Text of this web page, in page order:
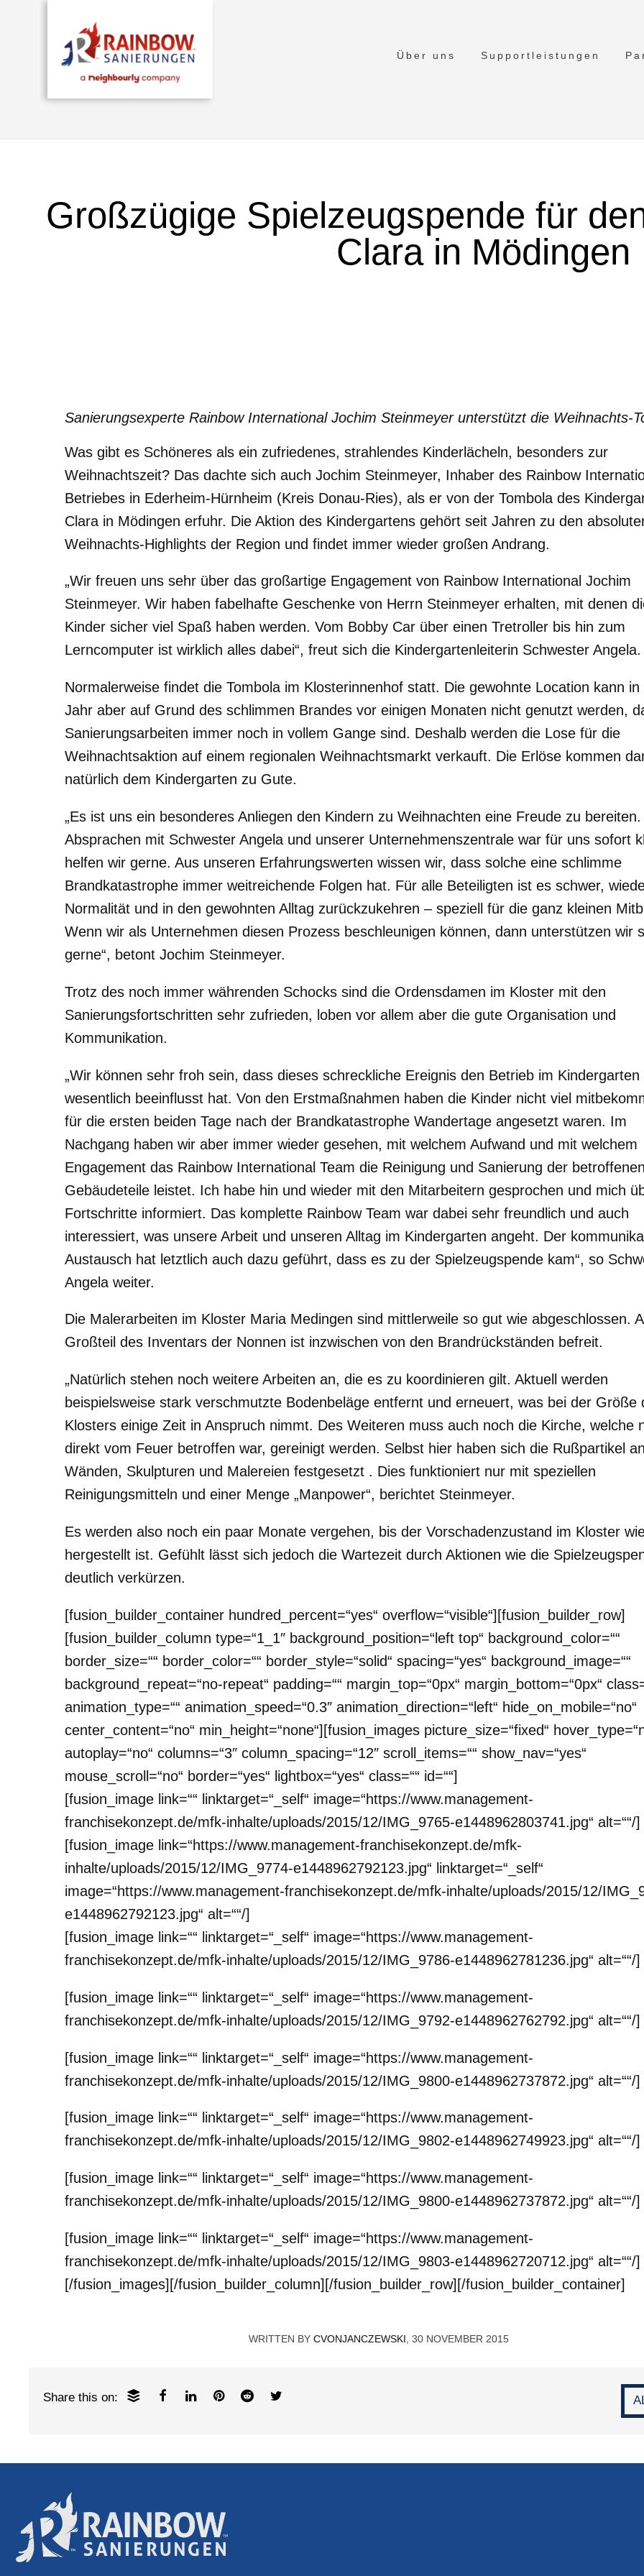
Über uns Supportleistungen
Großzügige Spielzeugspende für
Clara in Mödingen
Sanierungsexperte Rainbow International Jochim Steinmeyer unterstützt die Weihnachts-
Was gibt es Schöneres als ein zufriedenes, strahlendes Kinderlächeln, besonders zur
Weihnachtszeit? Das dachte sich auch Jochim Steinmeyer, Inhaber des Rainbow
Betriebes in Ederheim-Hürnheim (Kreis Donau-Ries), als er von der Tombola des
Clara in Mödingen erfuhr. Die Aktion des Kindergartens gehört seit Jahren zu den
Weihnachts-Highlights der Region und findet immer wieder großen Andrang.
„Wir freuen uns sehr über das großartige Engagement von Rainbow International Jochim
Steinmeyer. Wir haben fabelhafte Geschenke von Herrn Steinmeyer erhalten, mit denen
Kinder sicher viel Spaß haben werden. Vom Bobby Car über einen Tretroller bis hin zum
Lerncomputer ist wirklich alles dabei“, freut sich die Kindergartenleiterin Schwester Angela.
Normalerweise findet die Tombola im Klosterinnenhof statt. Die gewohnte Location kann in
Jahr aber auf Grund des schlimmen Brandes vor einigen Monaten nicht genutzt werden,
Sanierungsarbeiten immer noch in vollem Gange sind. Deshalb werden die Lose für die
Weihnachtsaktion auf einem regionalen Weihnachtsmarkt verkauft. Die Erlöse kommen
natürlich dem Kindergarten zu Gute.
„Es ist uns ein besonderes Anliegen den Kindern zu Weihnachten eine Freude zu bereiten.
Absprachen mit Schwester Angela und unserer Unternehmenszentrale war für uns sofort
helfen wir gerne. Aus unseren Erfahrungswerten wissen wir, dass solche eine schlimme
Brandkatastrophe immer weitreichende Folgen hat. Für alle Beteiligten ist es schwer,
Normalität und in den gewohnten Alltag zurückzukehren – speziell für die ganz kleinen
Wenn wir als Unternehmen diesen Prozess beschleunigen können, dann unterstützen wir
gerne“, betont Jochim Steinmeyer.
Trotz des noch immer währenden Schocks sind die Ordensdamen im Kloster mit den
Sanierungsfortschritten sehr zufrieden, loben vor allem aber die gute Organisation und
Kommunikation.
„Wir können sehr froh sein, dass dieses schreckliche Ereignis den Betrieb im Kindergarten
wesentlich beeinflusst hat. Von den Erstmaßnahmen haben die Kinder nicht viel
für die ersten beiden Tage nach der Brandkatastrophe Wandertage angesetzt waren. Im
Nachgang haben wir aber immer wieder gesehen, mit welchem Aufwand und mit welchem
Engagement das Rainbow International Team die Reinigung und Sanierung der betroffenen
Gebäudeteile leistet. Ich habe hin und wieder mit den Mitarbeitern gesprochen und mich
Fortschritte informiert. Das komplette Rainbow Team war dabei sehr freundlich und auch
interessiert, was unsere Arbeit und unseren Alltag im Kindergarten angeht. Der
Austausch hat letztlich auch dazu geführt, dass es zu der Spielzeugspende kam“, so
Angela weiter.
Die Malerarbeiten im Kloster Maria Medingen sind mittlerweile so gut wie abgeschlossen.
Großteil des Inventars der Nonnen ist inzwischen von den Brandrückständen befreit.
„Natürlich stehen noch weitere Arbeiten an, die es zu koordinieren gilt. Aktuell werden
beispielsweise stark verschmutzte Bodenbeläge entfernt und erneuert, was bei der Größe
Klosters einige Zeit in Anspruch nimmt. Des Weiteren muss auch noch die Kirche, welche
direkt vom Feuer betroffen war, gereinigt werden. Selbst hier haben sich die Rußpartikel
Wänden, Skulpturen und Malereien festgesetzt . Dies funktioniert nur mit speziellen
Reinigungsmitteln und einer Menge „Manpower“, berichtet Steinmeyer.
Es werden also noch ein paar Monate vergehen, bis der Vorschadenzustand im Kloster
hergestellt ist. Gefühlt lässt sich jedoch die Wartezeit durch Aktionen wie die
deutlich verkürzen.
[fusion_builder_container hundred_percent=“yes“ overflow=“visible“][fusion_builder_row]
[fusion_builder_column type=“1_1″ background_position=“left top“ background_color=““
border_size=““ border_color=““ border_style=“solid“ spacing=“yes“ background_image=““
background_repeat=“no-repeat“ padding=““ margin_top=“0px“ margin_bottom=“0px“
animation_type=““ animation_speed=“0.3″ animation_direction=“left“ hide_on_mobile=“no“
center_content=“no“ min_height=“none“][fusion_images picture_size=“fixed“
autoplay=“no“ columns=“3″ column_spacing=“12″ scroll_items=““ show_nav=“yes“
mouse_scroll=“no“ border=“yes“ lightbox=“yes“ class=““ id=““]
[fusion_image link=““ linktarget=“_self“ image=“https://www.management-
franchisekonzept.de/mfk-inhalte/uploads/2015/12/IMG_9765-e1448962803741.jpg“ alt=““/]
[fusion_image link=“https://www.management-franchisekonzept.de/mfk-
inhalte/uploads/2015/12/IMG_9774-e1448962792123.jpg“ linktarget=“_self“
image=“https://www.management-franchisekonzept.de/mfk-inhalte/uploads/2015/12/
e1448962792123.jpg“ alt=““/]
[fusion_image link=““ linktarget=“_self“ image=“https://www.management-
franchisekonzept.de/mfk-inhalte/uploads/2015/12/IMG_9786-e1448962781236.jpg“ alt=““/]
[fusion_image link=““ linktarget=“_self“ image=“https://www.management-
franchisekonzept.de/mfk-inhalte/uploads/2015/12/IMG_9792-e1448962762792.jpg“ alt=““/]
[fusion_image link=““ linktarget=“_self“ image=“https://www.management-
franchisekonzept.de/mfk-inhalte/uploads/2015/12/IMG_9800-e1448962737872.jpg“ alt=““/]
[fusion_image link=““ linktarget=“_self“ image=“https://www.management-
franchisekonzept.de/mfk-inhalte/uploads/2015/12/IMG_9802-e1448962749923.jpg“ alt=““/]
[fusion_image link=““ linktarget=“_self“ image=“https://www.management-
franchisekonzept.de/mfk-inhalte/uploads/2015/12/IMG_9800-e1448962737872.jpg“ alt=““/]
[fusion_image link=““ linktarget=“_self“ image=“https://www.management-
franchisekonzept.de/mfk-inhalte/uploads/2015/12/IMG_9803-e1448962720712.jpg“ alt=““/]
[/fusion_images][/fusion_builder_column][/fusion_builder_row][/fusion_builder_container]
WRITTEN BY CVONJANCZEWSKI , 30 NOVEMBER 2015
Share this on: